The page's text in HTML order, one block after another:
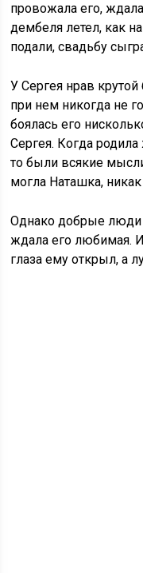
провожала его,
дембеля летел, как
подали, свадьбу
У Сергея нрав
при нем никогда не
боялась его
Сергея. Когда
то были всякие
могла Наташка,
Однако добрые люди
ждала его любимая.
глаза ему открыл, а